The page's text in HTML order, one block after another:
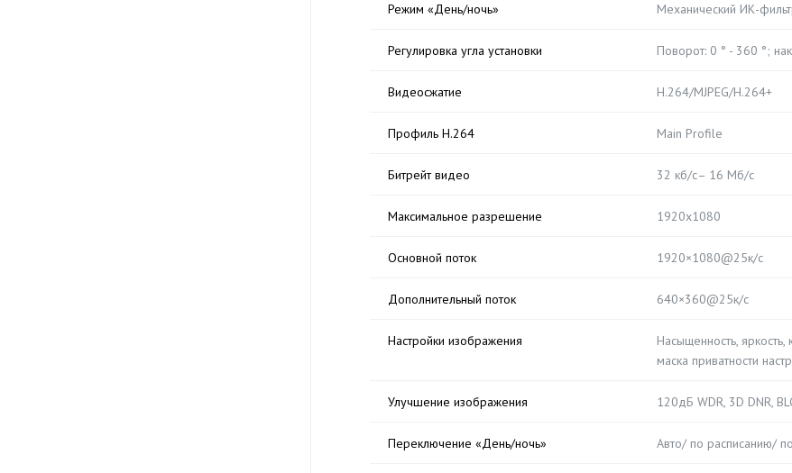
Режим «День/ночь» Механический ИК-
Регулировка угла установки Поворот: 0 ° - 360 °;
Видеосжатие H.264/MJPEG/H.264+
Профиль H.264 Main Profile
Битрейт видео 32 кб/с– 16 Мб/с
Максимальное разрешение 1920х1080
Основной поток 1920×1080@25к/с
Дополнительный поток 640×360@25к/с
Настройки изображения
Насыщенность,
маска приватности
Улучшение изображения 120дБ WDR, 3D DNR,
Переключение «День/ночь» Авто/ по расписанию/